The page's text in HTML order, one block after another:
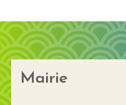
Mairie